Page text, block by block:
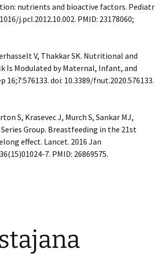
nutrients and bioactive factors. Pediatr
j.pcl.2012.10.002. PMID: 23178060;
V, Thakkar SK. Nutritional and
Modulated by Maternal, Infant, and
doi: 10.3389/fnut.2020.576133.
S, Krasevec J, Murch S, Sankar MJ,
Group. Breastfeeding in the 21st
effect. Lancet. 2016 Jan
7. PMID: 26869575.